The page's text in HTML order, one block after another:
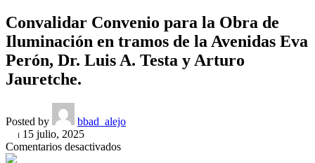
Convalidar Convenio para la Obra de
Iluminación en tramos de la Avenidas Eva
Perón, Dr. Luis A. Testa y Arturo
Jauretche.
Posted by
bbad_alejo
On 15 julio, 2025
Comentarios desactivadosen